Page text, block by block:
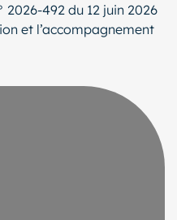
492 du 12 juin 2026
et l’accompagnement